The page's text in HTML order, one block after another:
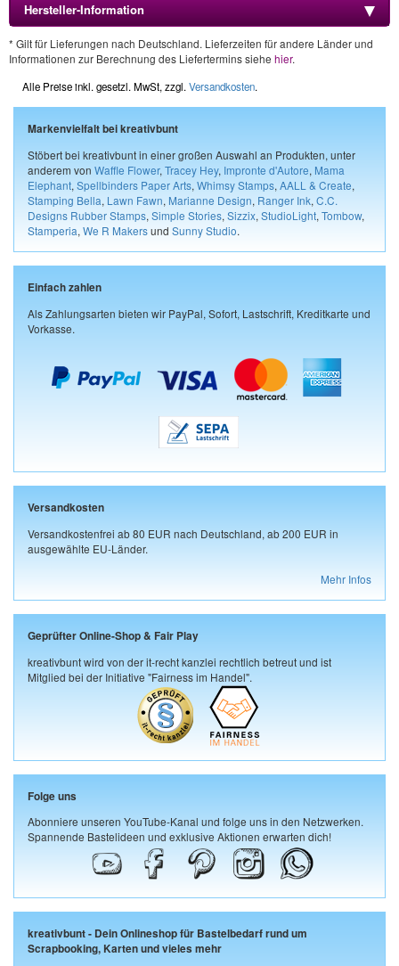
Hersteller-Information
* Gilt für Lieferungen nach Deutschland. Lieferzeiten für andere Länder und
Informationen zur Berechnung des Liefertermins siehe hier.
Alle Preise inkl. gesetzl. MwSt, zzgl. Versandkosten.
Markenvielfalt bei kreativbunt
Stöbert bei kreativbunt in einer großen Auswahl an Produkten, unter
anderem von Waffle Flower, Tracey Hey, Impronte d'Autore, Mama
Elephant, Spellbinders Paper Arts, Whimsy Stamps, AALL & Create,
Stamping Bella, Lawn Fawn, Marianne Design, Ranger Ink, C.C.
Designs Rubber Stamps, Simple Stories, Sizzix, StudioLight, Tombow,
Stamperia, We R Makersund Sunny Studio.
Einfach zahlen
Als Zahlungsarten bieten wir PayPal, Sofort, Lastschrift, Kreditkarte und
Vorkasse.
Versandkosten
Versandkostenfrei ab 80 EUR nach Deutschland, ab 200 EUR in
ausgewählte EU-Länder.
Mehr Infos
Geprüfter Online-Shop & Fair Play
kreativbunt wird von der it-recht kanzlei rechtlich betreut und ist
Mitglied bei der Initiative "Fairness im Handel".
Folge uns
Abonniere unseren YouTube-Kanal und folge uns in den Netzwerken.
Spannende Bastelideen und exklusive Aktionen erwarten dich!
kreativbunt - Dein Onlineshop für Bastelbedarf rund um
Scrapbooking, Karten und vieles mehr